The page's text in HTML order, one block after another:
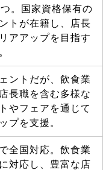
。国家資格保有の
トが在籍し、店長
アアップを目指す
ントだが、飲食業
長職を含む多様な
やフェアを通じて
プを支援。
全国対応。飲食業
対応し、豊富な店